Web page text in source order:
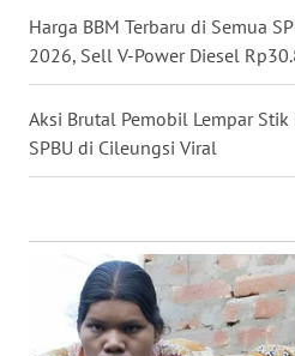
Harga BBM Terbaru di Semua
2026, Sell V-Power Diesel
Aksi Brutal Pemobil Lempar Stik
SPBU di Cileungsi Viral
OTOMOTIF
WAHANA